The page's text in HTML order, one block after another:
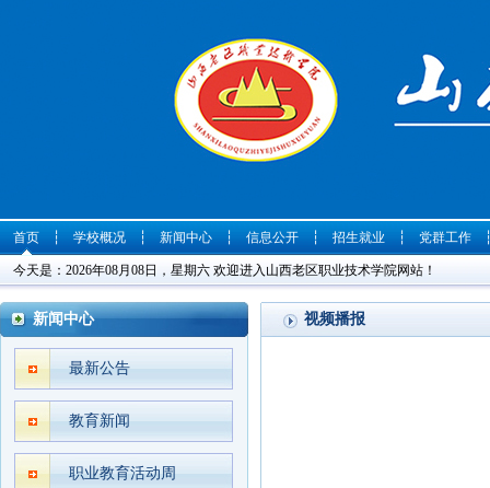
首页
今天是：2026年08月08日，星期六 欢迎进入山西老区职业技术学院网站！
┆ 学校概况 ┆ 新闻中心 ┆ 信息公开 ┆ 招生就业 ┆ 党群工作
新闻中心
最新公告
教育新闻
职业教育活动周
视频播报